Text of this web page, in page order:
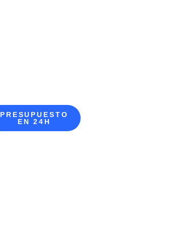
PRESUPUESTO
EN 24H